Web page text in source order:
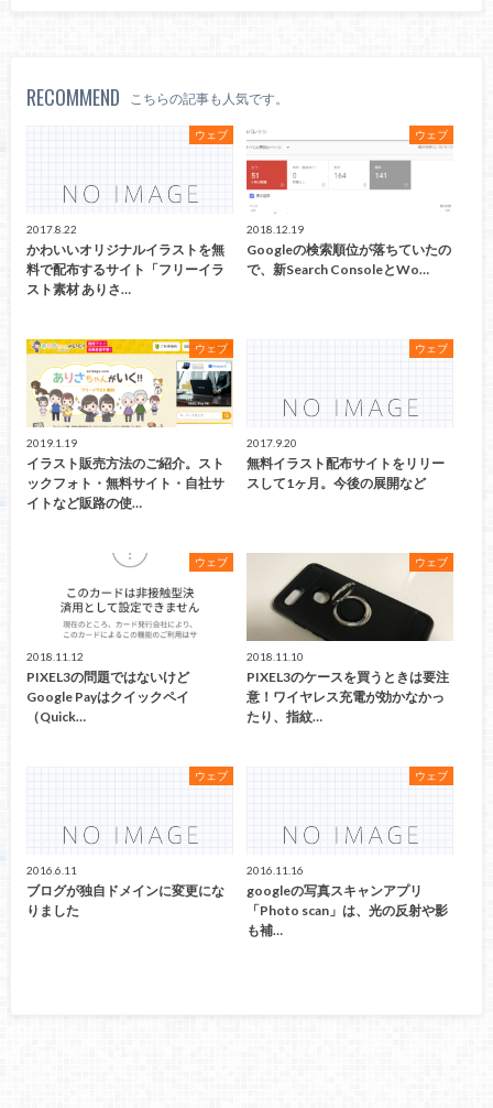
RECOMMEND こちらの記事も人気です。
ウェブ
2017.8.22
かわいいオリジナルイラストを無
料で配布するサイト「フリーイラ
スト素材 ありさ…
ウェブ
2018.12.19
Googleの検索順位が落ちていたの
で、新Search ConsoleとWo…
ウェブ
2019.1.19
イラスト販売方法のご紹介。スト
ックフォト・無料サイト・自社サ
イトなど販路の使…
ウェブ
2017.9.20
無料イラスト配布サイトをリリー
スして1ヶ月。今後の展開など
ウェブ
2018.11.12
PIXEL3の問題ではないけど
Google Payはクイックペイ
（Quick…
ウェブ
2018.11.10
PIXEL3のケースを買うときは要注
意！ワイヤレス充電が効かなかっ
たり、指紋…
ウェブ
2016.6.11
ブログが独自ドメインに変更にな
りました
ウェブ
2016.11.16
googleの写真スキャンアプリ
「Photo scan」は、光の反射や影
も補…